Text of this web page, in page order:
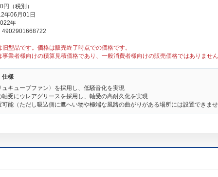
（税別）
年06月01日
年
4902901668722
型品です。価格は販売終了時点での価格です。
業者様向けの積算見積価格であり、一般消費者様向けの販売価格ではありませ
仕様
ュキューブファン〉を採用し、低騒音化を実現
軸受にウレアグリースを採用し、軸受の高耐久化を実現
可能（ただし吸込側に遮へい物や極端な風路の曲がりがある場所には設置できま